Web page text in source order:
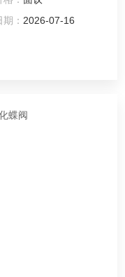
品、医药、石油化
建 筑、供排水管道上
： 2026-07-16